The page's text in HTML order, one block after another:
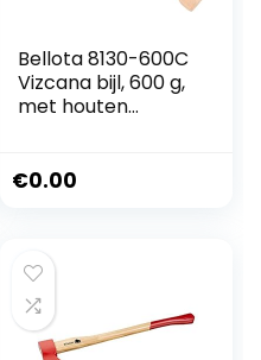
Bellota 8130-600C
Vizcana bijl, 600 g,
met houten
reiniging en snijden
professioneel
gereedschap voor
het zagen van
brandhout
€0.00